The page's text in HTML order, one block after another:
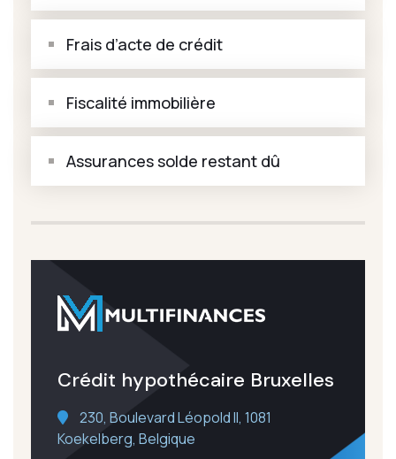
Frais d’acte de crédit
Fiscalité immobilière
Assurances solde restant dû
Crédit hypothécaire Bruxelles
230, Boulevard Léopold II, 1081
Koekelberg, Belgique